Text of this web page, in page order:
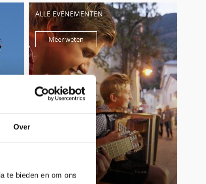
Over
te bieden en om ons
ALLE EVENEMENTEN
Meer weten